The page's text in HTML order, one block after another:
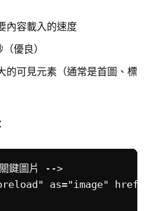
內容載入的速度
優良）
的可見元素（通常是首圖、標
鍵圖片 -->
as="image" href="/